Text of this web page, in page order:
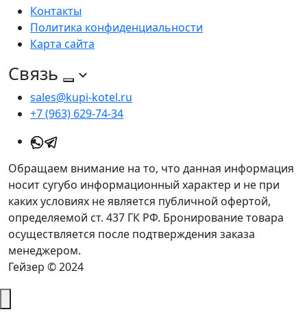
Контакты
Политика конфиденциальности
Карта сайта
Связь
sales@kupi-kotel.ru
+7 (963) 629-74-34
Обращаем внимание на то, что данная информация
носит сугубо информационный характер и не при
каких условиях не является публичной офертой,
определяемой ст. 437 ГК РФ. Бронирование товара
осуществляется после подтверждения заказа
менеджером.
Гейзер © 2024